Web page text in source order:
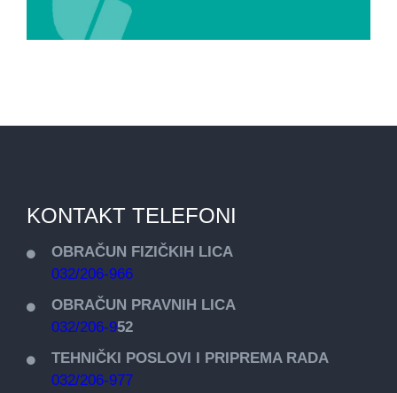
KONTAKT TELEFONI
OBRAČUN FIZIČKIH LICA
032/206-966
OBRAČUN PRAVNIH LICA
032/206-952
TEHNIČKI POSLOVI I PRIPREMA RADA
032/206-977